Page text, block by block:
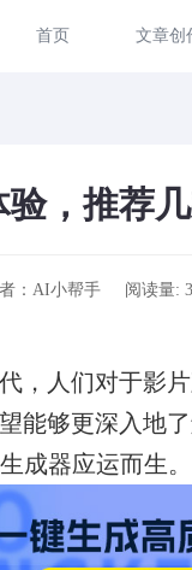
首页 文章创
，推荐
：AI小帮手 阅读量:
，人们对于影
能够更深入地
成器应运而生。